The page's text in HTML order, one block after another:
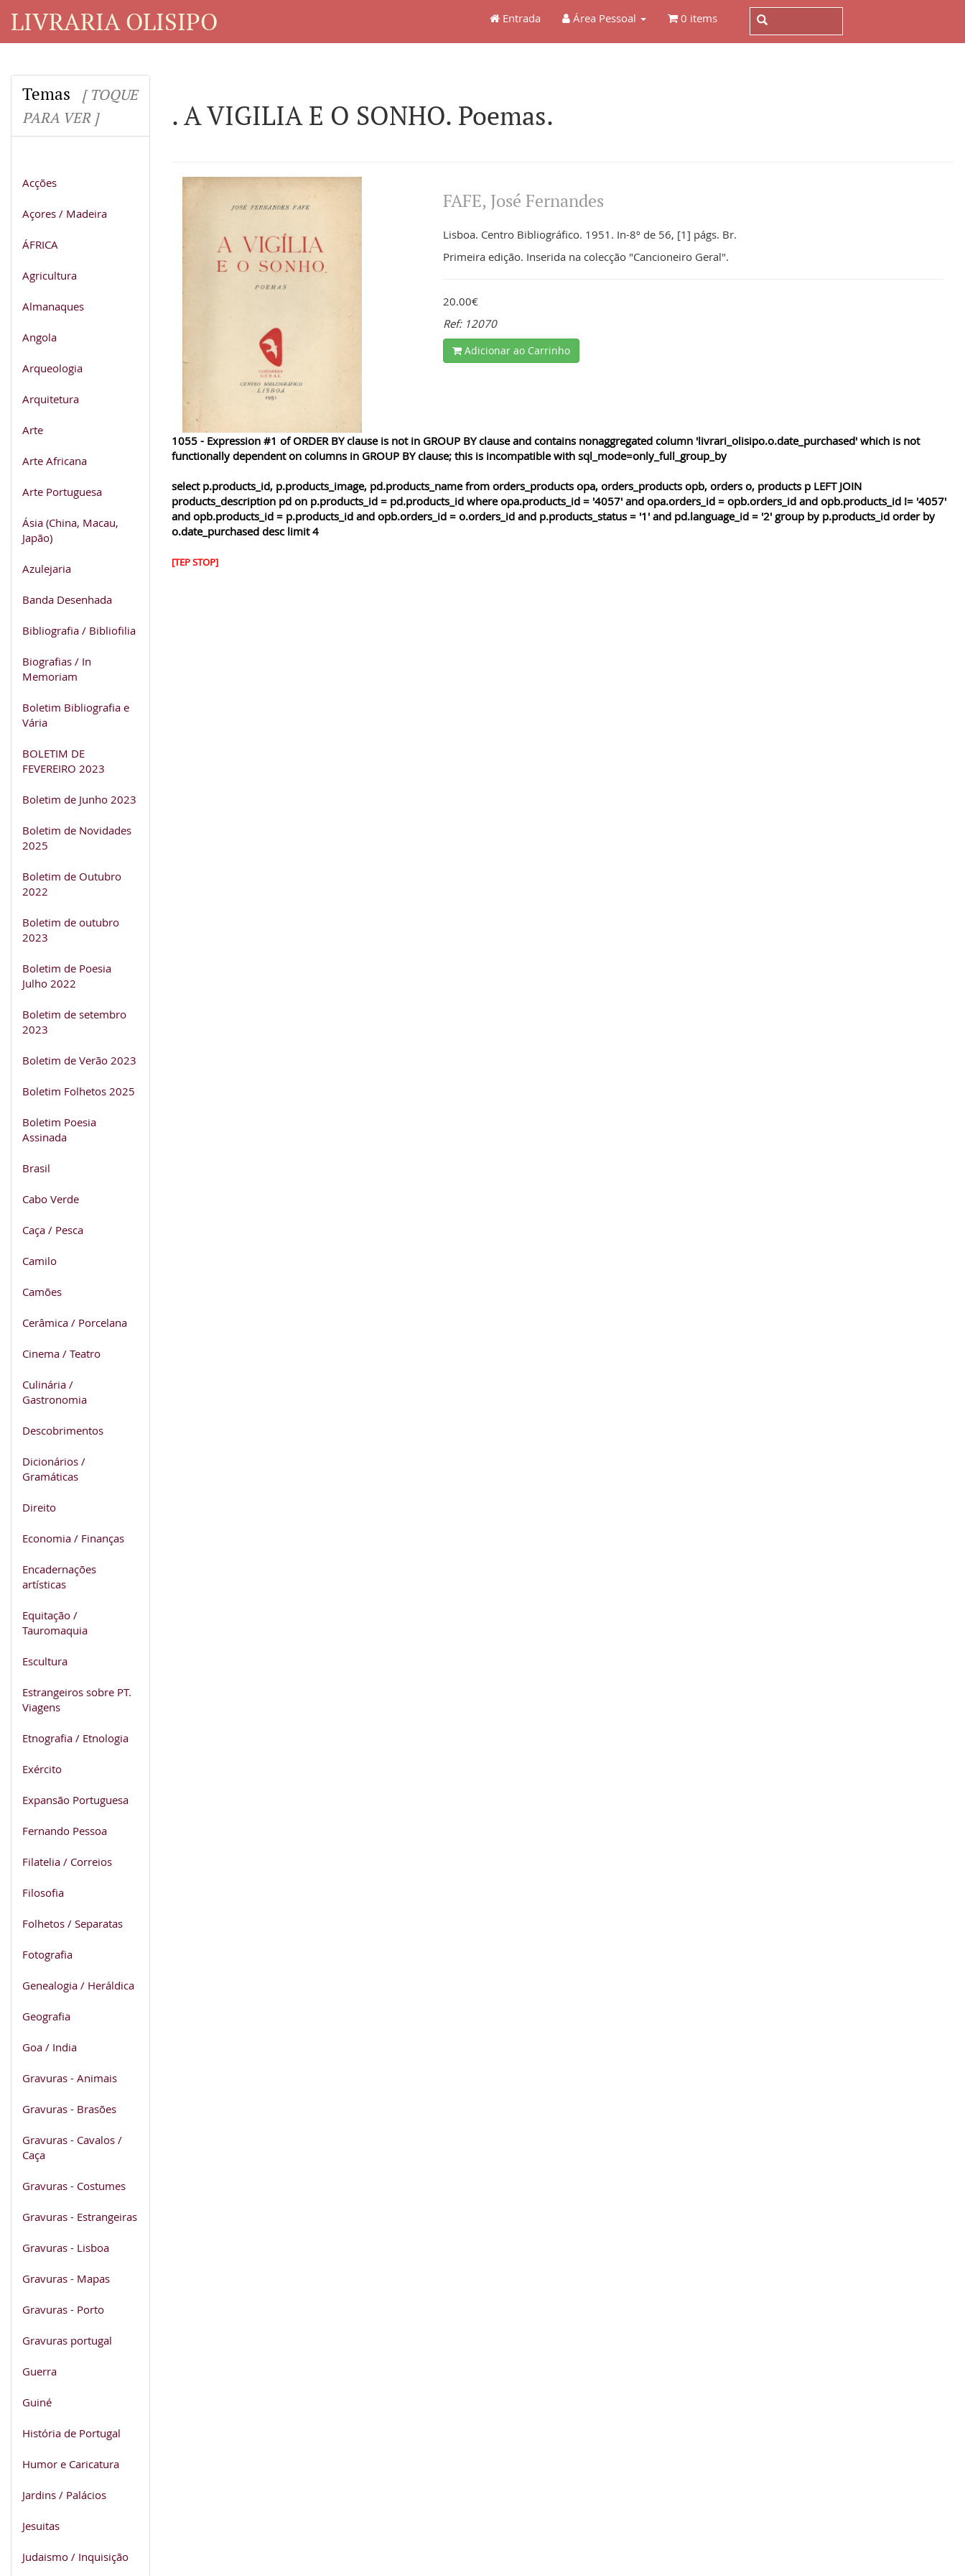
LIVRARIA OLISIPO Entrada Área Pessoal 0 items
Temas
[ TOQUE
PARA VER ]
Acções
Açores / Madeira
ÁFRICA
Agricultura
Almanaques
Angola
Arqueologia
Arquitetura
Arte
Arte Africana
Arte Portuguesa
Ásia (China, Macau,
Japão)
Azulejaria
Banda Desenhada
Bibliografia / Bibliofilia
Biografias / In
Memoriam
Boletim Bibliografia e
Vária
BOLETIM DE
FEVEREIRO 2023
Boletim de Junho 2023
Boletim de Novidades
2025
Boletim de Outubro
2022
Boletim de outubro
2023
Boletim de Poesia
Julho 2022
Boletim de setembro
2023
Boletim de Verão 2023
Boletim Folhetos 2025
Boletim Poesia
Assinada
Brasil
Cabo Verde
Caça / Pesca
Camilo
Camões
Cerâmica / Porcelana
Cinema / Teatro
Culinária /
Gastronomia
Descobrimentos
Dicionários /
Gramáticas
Direito
Economia / Finanças
Encadernações
artísticas
Equitação /
Tauromaquia
Escultura
Estrangeiros sobre PT.
Viagens
Etnografia / Etnologia
Exército
Expansão Portuguesa
Fernando Pessoa
Filatelia / Correios
Filosofia
Folhetos / Separatas
Fotografia
Genealogia / Heráldica
Geografia
Goa / India
Gravuras - Animais
Gravuras - Brasões
Gravuras - Cavalos /
Caça
Gravuras - Costumes
Gravuras - Estrangeiras
Gravuras - Lisboa
Gravuras - Mapas
Gravuras - Porto
Gravuras portugal
Guerra
Guiné
História de Portugal
Humor e Caricatura
Jardins / Palácios
Jesuitas
Judaismo / Inquisição
. A VIGILIA E O SONHO. Poemas.
FAFE, José Fernandes
Lisboa. Centro Bibliográfico. 1951. In-8º de 56, [1] págs. Br.
Primeira edição. Inserida na colecção "Cancioneiro Geral".
20.00€
Ref: 12070
Adicionar ao Carrinho
1055 - Expression #1 of ORDER BY clause is not in GROUP BY clause and contains nonaggregated column 'livrari_olisipo.o.date_purchased' which is not
functionally dependent on columns in GROUP BY clause; this is incompatible with sql_mode=only_full_group_by
select p.products_id, p.products_image, pd.products_name from orders_products opa, orders_products opb, orders o, products p LEFT JOIN
products_description pd on p.products_id = pd.products_id where opa.products_id = '4057' and opa.orders_id = opb.orders_id and opb.products_id != '4057'
and opb.products_id = p.products_id and opb.orders_id = o.orders_id and p.products_status = '1' and pd.language_id = '2' group by p.products_id order by
o.date_purchased desc limit 4
[TEP STOP]